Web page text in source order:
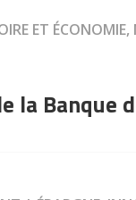
ET ÉCONOMIE,
la Banque